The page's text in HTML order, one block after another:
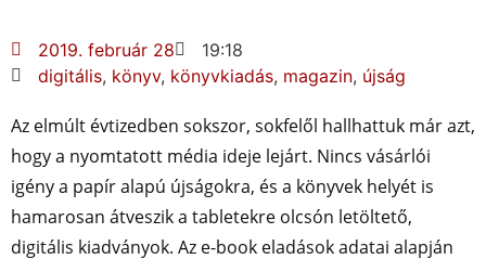
2019. február 28
19:18
digitális, könyv, könyvkiadás, magazin, újság
Az elmúlt évtizedben sokszor, sokfelől hallhattuk már azt,
hogy a nyomtatott média ideje lejárt. Nincs vásárlói
igény a papír alapú újságokra, és a könyvek helyét is
hamarosan átveszik a tabletekre olcsón letöltető,
digitális kiadványok. Az e-book eladások adatai alapján